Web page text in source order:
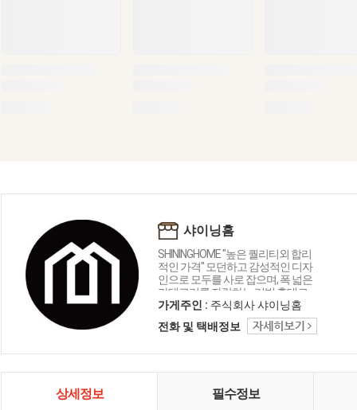
샤이닝홈
SHININGHOME "높은 퀄리티외 합리
적인 가격" 모던하고 감성적인 디자
인으로 모두를 사로 잡으며, 폭 넓은
카테고리를 자랑하는 리빙 홈데코
인테리어 샤이닝홈입니다.
가게주인 : 주식회사 샤이닝홈
전화 및 택배정보
상세정보 필수정보